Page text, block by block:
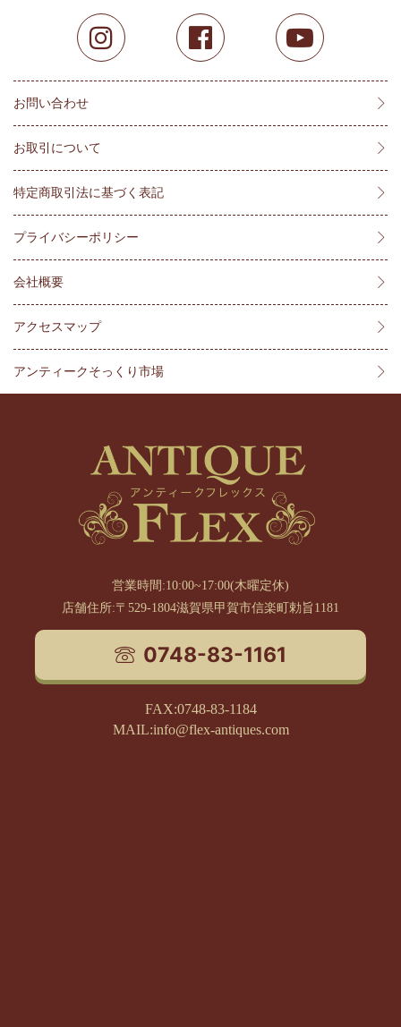
お問い合わせ
お取引について
特定商取引法に基づく表記
プライバシーポリシー
会社概要
アクセスマップ
アンティークそっくり市場
営業時間:10:00~17:00(木曜定休)
店舗住所:〒529-1804滋賀県甲賀市信楽町勅旨1181
0748-83-1161
FAX:0748-83-1184
MAIL:info@flex-antiques.com